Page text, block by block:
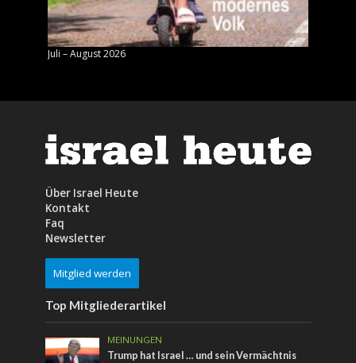
Juli – August 2026
Über Israel Heute
Kontakt
Faq
Newsletter
Mitglied werden
Top Mitgliederartikel
MEINUNGEN
Trump hat Israel … und sein Vermächtnis